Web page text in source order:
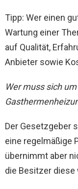
Tipp: Wer einen
Wartung einer
auf Qualität,
Anbieter sowie
Wer muss sich
Der Gesetzgeber
eine regelmäßige
übernimmt aber
die Besitzer